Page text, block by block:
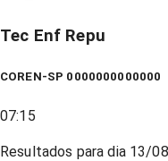
Tec Enf Repu
COREN-SP 0000000000000
07:15
Resultados para dia 13/08